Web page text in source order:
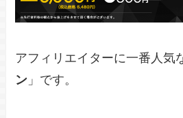
アフィリエイターに一番人気
ン 」です。